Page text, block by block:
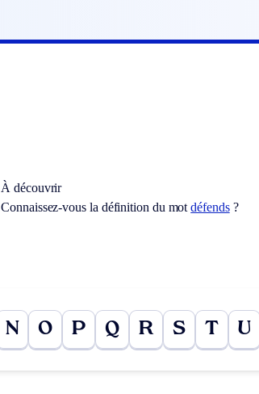
À découvrir
Connaissez-vous la définition du motdéfends?
N O P Q R S T U